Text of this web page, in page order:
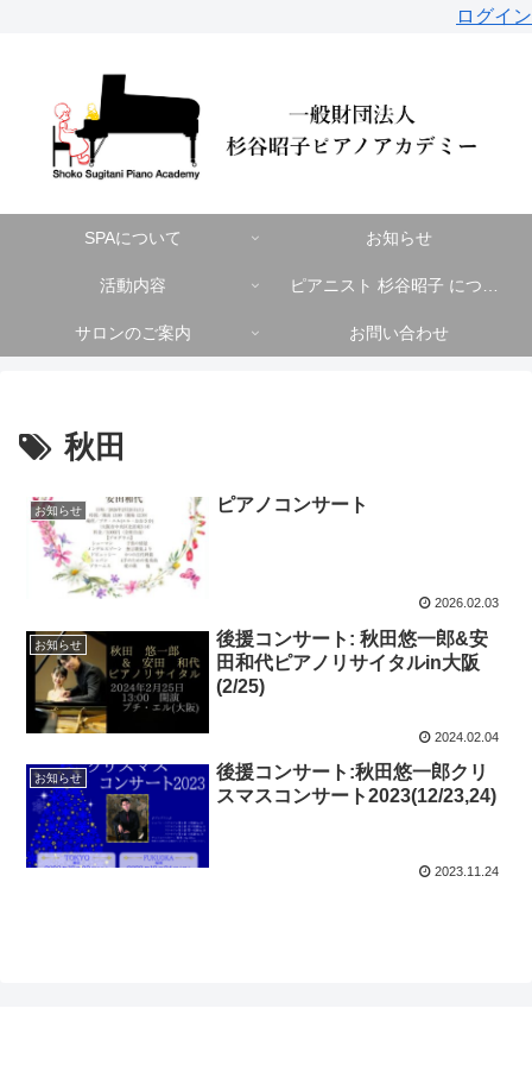
ログイン
SPAについて お知らせ
活動内容
サロンのご案内 お問い合わせ
秋田
お知らせ ピアノコンサート
2026.02.03
お知らせ
後援コンサート: 秋田悠一郎&安
田和代ピアノリサイタルin大阪
(2/25)
2024.02.04
お知らせ
後援コンサート:秋田悠一郎クリ
スマスコンサート2023(12/23,24)
2023.11.24